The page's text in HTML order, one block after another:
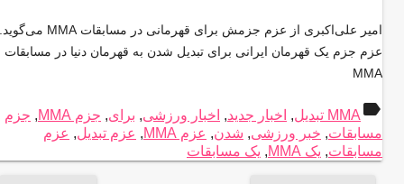
امیر علی‌اکبری از عزم جزمش برای قهرمانی در مسابقات MMA می‌گوید.
عزم جزم یک قهرمان ایرانی برای تبدیل شدن به قهرمان دنیا در مسابقات
MMA
label MMA تبدیل , اخبار جدید, اخبار ورزشی, برای, جزم MMA , جزم
مسابقات, خبر ورزشی, شدن, عزم MMA , عزم تبدیل, عزم
مسابقات, یک MMA , یک مسابقات